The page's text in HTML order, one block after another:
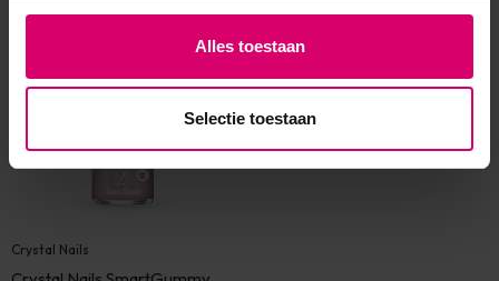
Alles toestaan
Selectie toestaan
Crystal Nails